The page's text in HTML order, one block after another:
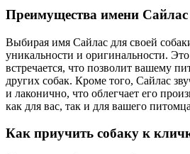
Преимущества имени Сайлас
Выбирая имя Сайлас для своей
уникальности и оригинальности.
встречается, что позволит вашему
других собак. Кроме того, Сайлас
и лаконично, что облегчает его
как для вас, так и для вашего
Как приучить собаку к